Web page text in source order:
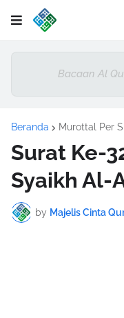
Bacaan Al
Beranda Murottal Per
Surat Ke-
Syaikh Al-
by Majelis Cinta